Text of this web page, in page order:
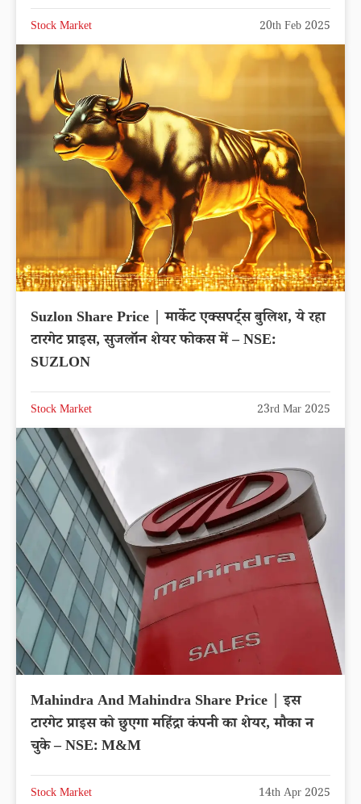
Stock Market 20th Feb 2025
Suzlon Share Price | मार्केट एक्सपर्ट्स बुलिश, ये रहा
टारगेट प्राइस, सुजलॉन शेयर फोकस में – NSE:
SUZLON
Stock Market 23rd Mar 2025
Mahindra And Mahindra Share Price | इस
टारगेट प्राइस को छुएगा महिंद्रा कंपनी का शेयर, मौका न
चुके – NSE: M&M
Stock Market 14th Apr 2025